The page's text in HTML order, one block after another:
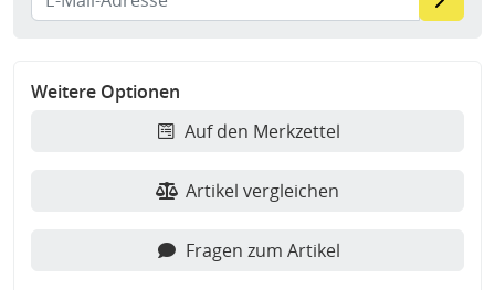
Weitere Optionen
Auf den Merkzettel
Artikel vergleichen
Fragen zum Artikel